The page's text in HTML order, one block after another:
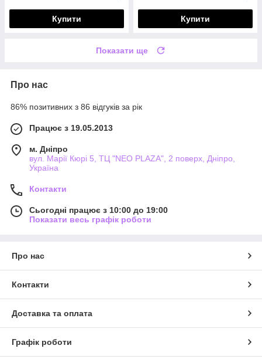
Купити Купити
Показати ще
Про нас
86% позитивних з 86 відгуків за рік
Працює з 19.05.2013
м. Дніпро
вул. Марії Кюрі 5, ТЦ "NEO PLAZA", 2 поверх, Дніпро,
Україна
Контакти
Сьогодні працює з 10:00 до 19:00
Показати весь графік роботи
Про нас
Контакти
Доставка та оплата
Графік роботи